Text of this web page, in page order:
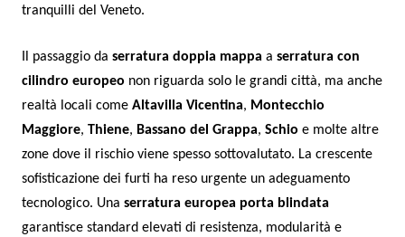
tranquilli del Veneto.
Il passaggio daserratura doppia mappa aserratura con
cilindro europeo non riguarda solo le grandi città, ma anche
realtà locali comeAltavilla Vicentina, Montecchio
Maggiore,Thiene, Bassano del Grappa,Schio e molte altre
zone dove il rischio viene spesso sottovalutato. La crescente
sofisticazione dei furti ha reso urgente un adeguamento
tecnologico. Unaserratura europea porta blindata
garantisce standard elevati di resistenza, modularità e